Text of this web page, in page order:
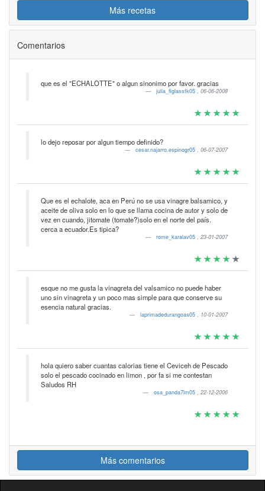
Más recetas
Comentarios
que es el "ECHALOTTE" o algun sinonimo por favor. gracias
julia_figlassfk05 , 06-06-2008
lo dejo reposar por algun tiempo definido?
cesar.najarro.espinogr05 , 06-07-2007
Que es el echalote, aca en Perú no se usa vinagre balsamico, y
aceite de oliva solo en lo que se llama cocina de autor y solo de
vez en cuando, jitomate (tomate?)solo en el norte del país.
cerca a ecuador.Es tipica?
rome_karalav05 , 23-01-2007
esque no me gusta la vinagreta del valsamico no puede haber
uno sin vinagreta y un poco mas simple para que conserve su
esencia natural gracias.
laprimadedurangoas05 , 10-01-2007
hola quiero saber cuantas calorias tiene el Ceviceh de Pescado
solo el pescado cocinado en limon , por fa si me contestan
Saludos RH
osa_panda7lm05 , 22-12-2006
Más comentarios